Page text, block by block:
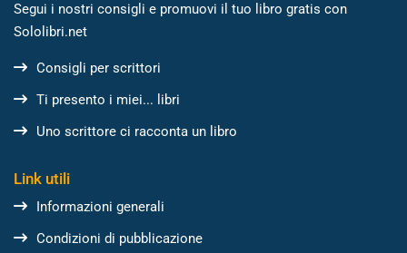
Segui i nostri consigli e promuovi il tuo libro gratis con
Sololibri.net
Consigli per scrittori
Ti presento i miei... libri
Uno scrittore ci racconta un libro
Link utili
Informazioni generali
Condizioni di pubblicazione